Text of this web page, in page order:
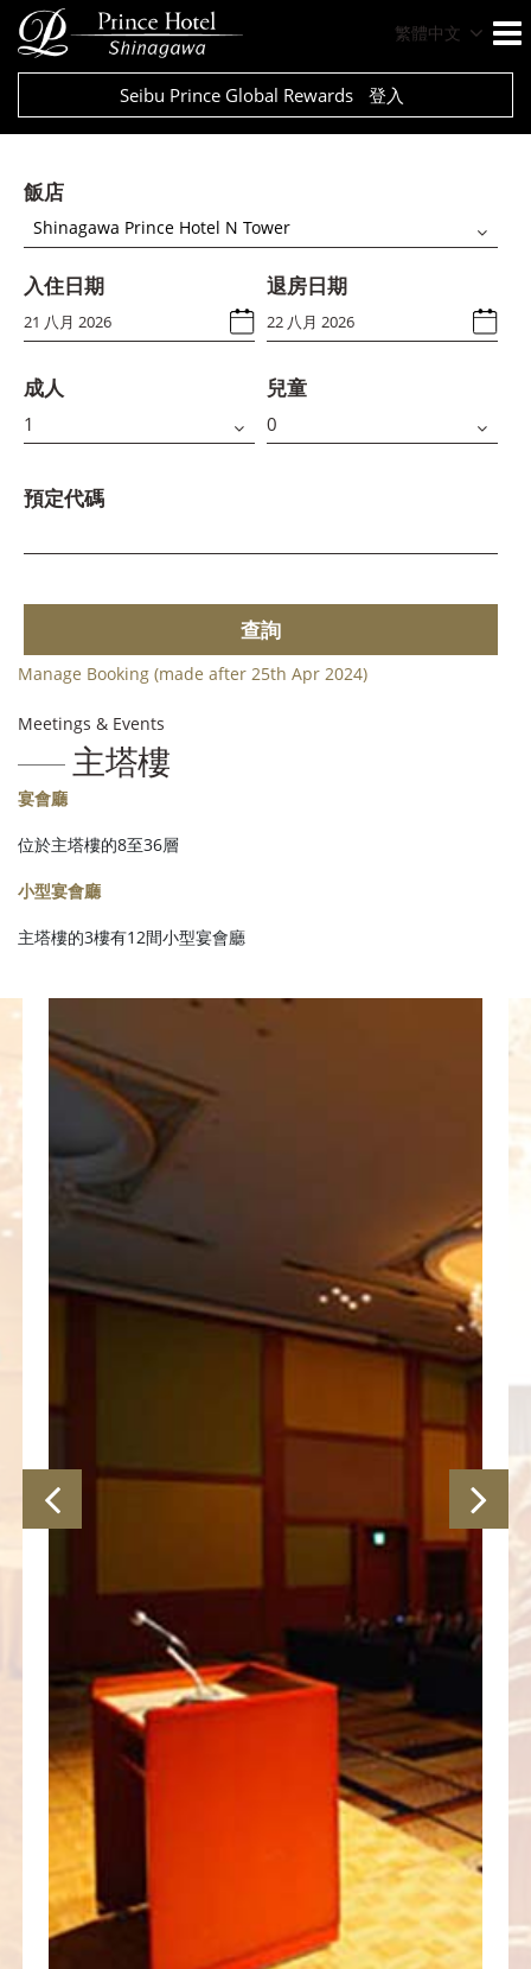
繁體中文
Seibu Prince Global Rewards 登入
飯店
Shinagawa Prince Hotel N Tower
入住日期 退房日期
成人 兒童
預定代碼
查詢
Manage Booking (made after 25th Apr 2024)
Meetings & Events
主塔樓
宴會廳
位於主塔樓的8至36層
小型宴會廳
主塔樓的3樓有12間小型宴會廳